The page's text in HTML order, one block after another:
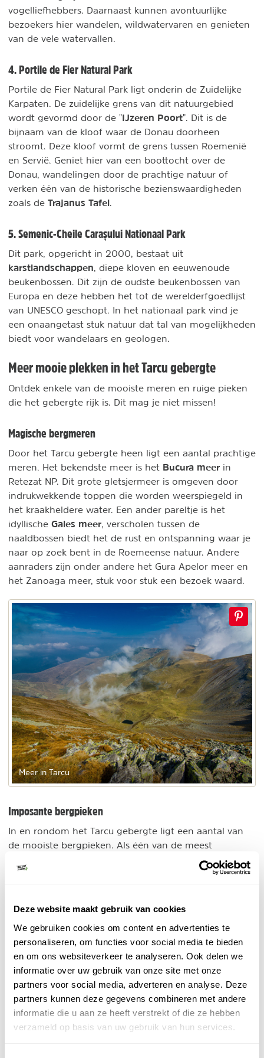
Deze website maakt gebruik van cookies
We gebruiken cookies om content en advertenties te
personaliseren, om functies voor social media te bieden
en om ons websiteverkeer te analyseren. Ook delen we
informatie over uw gebruik van onze site met onze
partners voor social media, adverteren en analyse. Deze
partners kunnen deze gegevens combineren met andere
informatie die u aan ze heeft verstrekt of die ze hebben
verzameld op basis van uw gebruik van hun services.
vogelliefhebbers. Daarnaast kunnen avontuurlijke
bezoekers hier wandelen, wildwatervaren en genieten
van de vele watervallen.
4. Portile de Fier Natural Park
Portile de Fier Natural Park ligt onderin de Zuidelijke
Karpaten. De zuidelijke grens van dit natuurgebied
wordt gevormd door de "IJzeren Poort". Dit is de
bijnaam van de kloof waar de Donau doorheen
stroomt. Deze kloof vormt de grens tussen Roemenië
en Servië. Geniet hier van een boottocht over de
Donau, wandelingen door de prachtige natuur of
verken één van de historische bezienswaardigheden
zoals de Trajanus Tafel.
5. Semenic-Cheile Carașului Nationaal Park
Dit park, opgericht in 2000, bestaat uit
karstlandschappen, diepe kloven en eeuwenoude
beukenbossen. Dit zijn de oudste beukenbossen van
Europa en deze hebben het tot de werelderfgoedlijst
van UNESCO geschopt. In het nationaal park vind je
een onaangetast stuk natuur dat tal van mogelijkheden
biedt voor wandelaars en geologen.
Meer mooie plekken in het Tarcu gebergte
Ontdek enkele van de mooiste meren en ruige pieken
die het gebergte rijk is. Dit mag je niet missen!
Magische bergmeren
Door het Tarcu gebergte heen ligt een aantal prachtige
meren. Het bekendste meer is het Bucura meer in
Retezat NP. Dit grote gletsjermeer is omgeven door
indrukwekkende toppen die worden weerspiegeld in
het kraakheldere water. Een ander pareltje is het
idyllische Gales meer, verscholen tussen de
naaldbossen biedt het de rust en ontspanning waar je
naar op zoek bent in de Roemeense natuur. Andere
aanraders zijn onder andere het Gura Apelor meer en
het Zanoaga meer, stuk voor stuk een bezoek waard.
Meer in Tarcu
Imposante bergpieken
In en rondom het Tarcu gebergte ligt een aantal van
de mooiste bergpieken. Als één van de meest
westelijke pieken vormt de Tarcu het begin van de
Zuidelijke Karpaten. Van verre is de indrukwekkende
top maken het tot een serieuze uitdaging voor
bergbeklimmers. Samen met de Custura Saratii piek
torenen ze hoog boven de rest uit. In een rijtje van
imposante pieken mag ook dePapusa piekniet
ontbreken. Vraag een kind om een berg te tekenen en
het zal de piramidevormige Papusa op papier zetten.
Activiteiten in het Tarcu gebergte